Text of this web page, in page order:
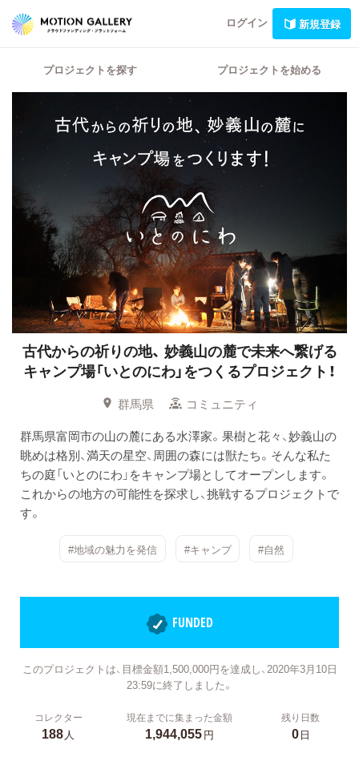
ログイン 新規登録
プロジェクトを探す プロジェクトを始める
古代からの祈りの地、 妙義山の麓で未来へ繋げる
キャンプ場「いとのにわ」をつくるプロジェクト！
群馬県
コミュニティ
群馬県富岡市の山の麓にある水澤家。果樹と花々、妙義山の
眺めは格別、満天の星空、周囲の森には獣たち。そんな私た
ちの庭「いとのにわ」をキャンプ場としてオープンします。
これからの地方の可能性を探求し、挑戦するプロジェクトで
す。
#地域の魅力を発信 #キャンプ #自然
FUNDED
このプロジェクトは、目標金額1,500,000円を達成し、2020年3月10日
23:59に終了しました。
コレクター
188人
現在までに集まった金額
1,944,055円
残り日数
0日